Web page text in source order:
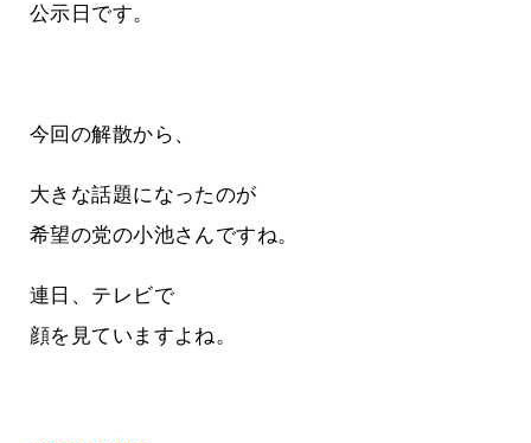
公示日です。
今回の解散から、
大きな話題になったのが
希望の党の小池さんですね。
連日、テレビで
顔を見ていますよね。